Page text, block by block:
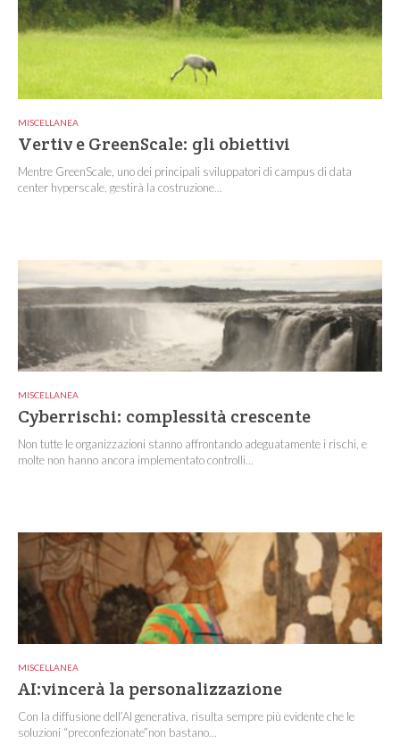
MISCELLANEA
Vertiv e GreenScale: gli obiettivi
Mentre GreenScale, uno dei principali sviluppatori di campus di data
center hyperscale, gestirà la costruzione...
MISCELLANEA
Cyberrischi: complessità crescente
Non tutte le organizzazioni stanno affrontando adeguatamente i rischi, e
molte non hanno ancora implementato controlli...
MISCELLANEA
AI:vincerà la personalizzazione
Con la diffusione dell’AI generativa, risulta sempre più evidente che le
soluzioni “preconfezionate”non bastano...